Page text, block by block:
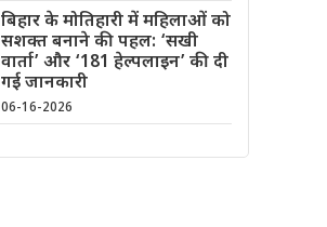
बिहार के मोतिहारी में महिलाओं को
सशक्त बनाने की पहल: ‘सखी
वार्ता’ और ‘181 हेल्पलाइन’ की दी
गई जानकारी
06-16-2026